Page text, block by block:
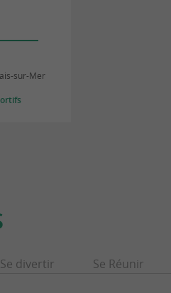
sur-Mer
Se divertir Se Réunir